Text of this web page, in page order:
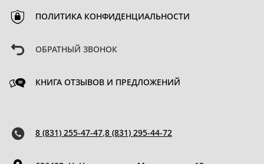
ПОЛИТИКА КОНФИДЕНЦИАЛЬНОСТИ
ОБРАТНЫЙ ЗВОНОК
КНИГА ОТЗЫВОВ И ПРЕДЛОЖЕНИЙ
8 (831) 255-47-47,8 (831) 295-44-72